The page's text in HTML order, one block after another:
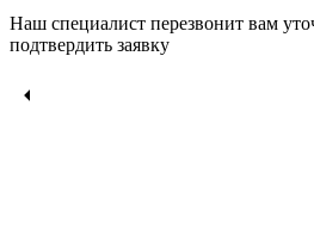
Наш специалист перезвонит вам
подтвердить заявку